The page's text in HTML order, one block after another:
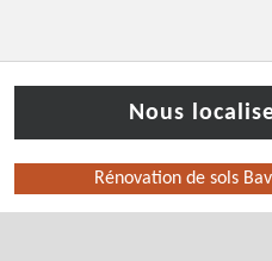
Nous
Rénovation de sols